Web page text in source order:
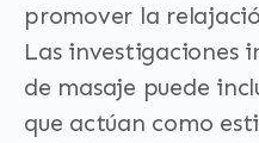
promover la
Las investigaciones
de masaje puede
que actúan como